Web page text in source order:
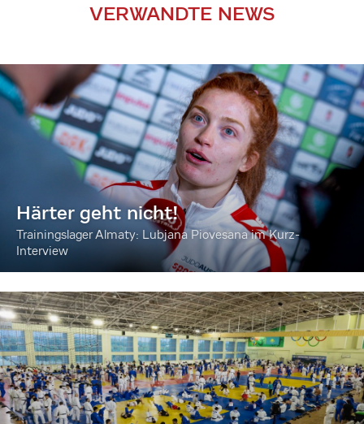
VERWANDTE NEWS
Härter geht nicht!
Trainingslager Almaty: Lubjana Piovesana im Kurz-
Interview